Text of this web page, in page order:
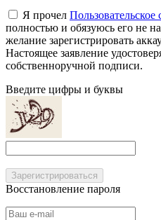
Я прочел Пользовательское
полностью и обязуюсь его не
желание зарегистрировать
Настоящее заявление
собственноручной подписи.
Введите цифры и буквы
Зарегистрироваться
Восстановление пароля